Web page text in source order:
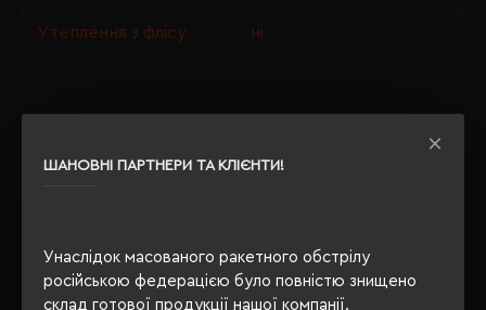
ШАНОВНІ ПАРТНЕРИ ТА КЛІЄНТИ!
Унаслідок масованого ракетного обстрілу
російською федерацією було повністю знищено
склад готової продукції нашої компанії.
Утеплення з флісу ні
РЕКОМЕНДУЄМО